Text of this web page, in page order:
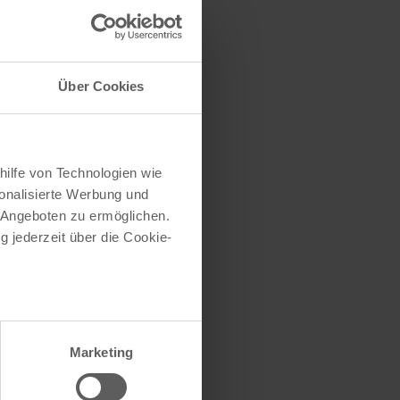
Über Cookies
von Technologien wie
Werbung und
zu ermöglichen.
jederzeit über die Cookie-
sein können
Präferenzen imAbschnitt
Marketing
herausfinden
(oder einen Teil